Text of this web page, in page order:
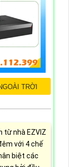
TRỜI
từ nhà EZVIZ
với 4 chế
biệt các